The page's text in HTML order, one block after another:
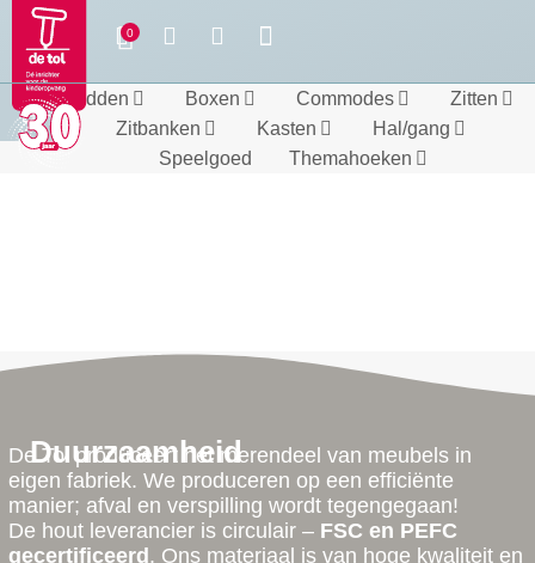
Bedden Boxen Commodes
Zitten
Zitbanken
Kasten
Hal/gang
Speelgoed
Themahoeken
Duurzaamheid
De Tol produceert het merendeel van meubels in
eigen fabriek. We produceren op een efficiënte
manier; afval en verspilling wordt tegengegaan!
De hout leverancier is circulair – FSC en PEFC
gecertificeerd . Ons materiaal is van hoge kwaliteit en